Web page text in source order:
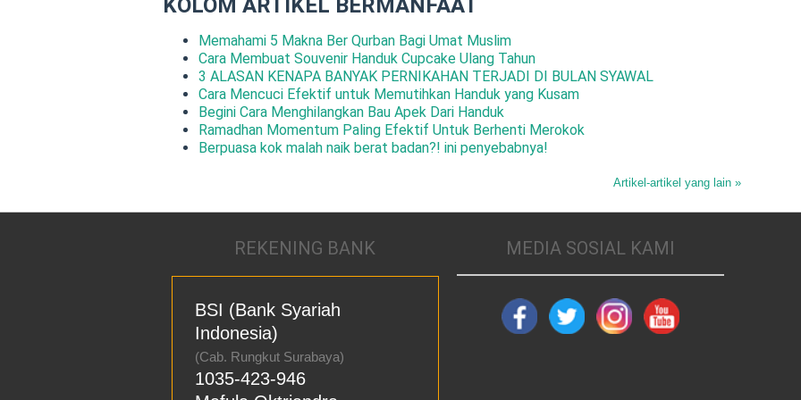
KOLOM ARTIKEL BERMANFAAT
Memahami 5 Makna Ber Qurban Bagi Umat Muslim
Cara Membuat Souvenir Handuk Cupcake Ulang Tahun
3 ALASAN KENAPA BANYAK PERNIKAHAN TERJADI DI BULAN SYAWAL
Cara Mencuci Efektif untuk Memutihkan Handuk yang Kusam
Begini Cara Menghilangkan Bau Apek Dari Handuk
Ramadhan Momentum Paling Efektif Untuk Berhenti Merokok
Berpuasa kok malah naik berat badan?! ini penyebabnya!
Artikel-artikel yang lain »
REKENING BANK
BSI (Bank Syariah
Indonesia)
(Cab. Rungkut Surabaya)
1035-423-946
MEDIA SOSIAL KAMI